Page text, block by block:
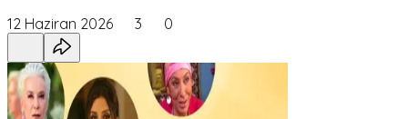
12 Haziran 2026 3 0